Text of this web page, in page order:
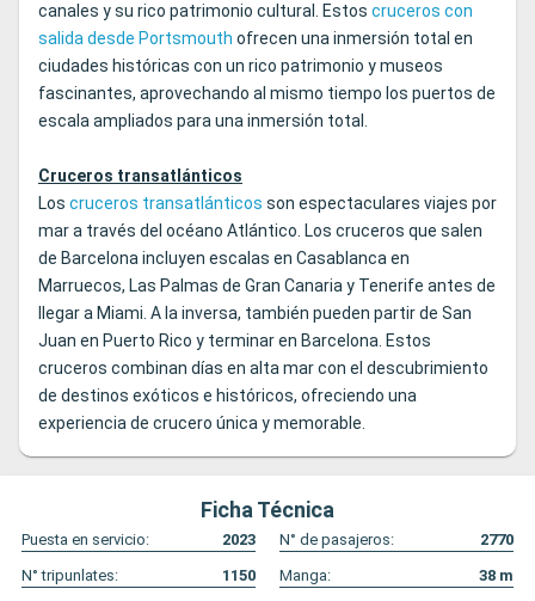
canales y su rico patrimonio cultural. Estos cruceros con
salida desde Portsmouth ofrecen una inmersión total en
ciudades históricas con un rico patrimonio y museos
fascinantes, aprovechando al mismo tiempo los puertos de
escala ampliados para una inmersión total.
Cruceros transatlánticos
Los cruceros transatlánticos son espectaculares viajes por
mar a través del océano Atlántico. Los cruceros que salen
de Barcelona incluyen escalas en Casablanca en
Marruecos, Las Palmas de Gran Canaria y Tenerife antes de
llegar a Miami. A la inversa, también pueden partir de San
Juan en Puerto Rico y terminar en Barcelona. Estos
cruceros combinan días en alta mar con el descubrimiento
de destinos exóticos e históricos, ofreciendo una
experiencia de crucero única y memorable.
Ficha Técnica
Puesta en servicio: 2023 N° de pasajeros:
2770
N° tripunlates:
1150 Manga: 38 m